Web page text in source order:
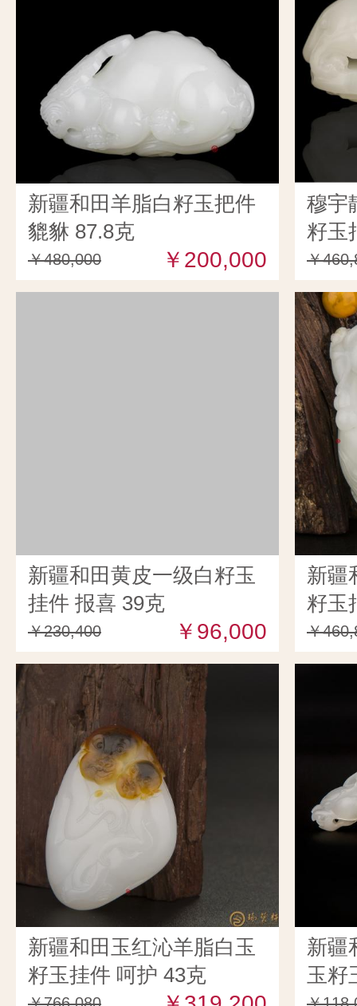
新疆和田羊脂白籽玉把件
貔貅 87.8克
￥480,000 ￥200,000
穆宇
籽玉
￥
新疆和田黄皮一级白籽玉
挂件 报喜 39克
￥230,400 ￥96,000
新疆
籽玉
￥
新疆和田玉红沁羊脂白玉
籽玉挂件 呵护 43克
新疆
玉籽